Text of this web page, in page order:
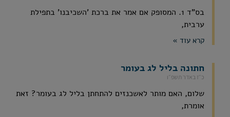
בס"ד 1. המסופק אם אמר את ברכת 'השכיבנו' בתפילת
ערבית,
קרא עוד »
חתונה בליל לג בעומר
כ״ז באדר תשפ״ו
שלום, האם מותר לאשכנזים להתחתן בליל לג בעומר? זאת
אומרת,